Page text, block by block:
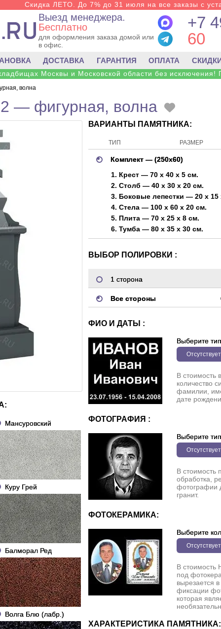
Скидка ЛЕТО. До 7% до 31 июля на все заказы с
Выезд менеджера.
Бесплатно
для оформления заказа домой или
в офис.
+7
60
ДОСТАВКА ГАРАНТИЯ ОПЛАТА
Москвы и Московской области без исключения!
волна
— фигурная, волна
Мансуровский
Куру Грей
Балморал Ред
Волга Блю (лабр.)
ВАРИАНТЫ ПАМЯТНИКА:
ТИП РАЗМЕР
Комплект — (250х60)
1. Крест — 70 х 40 х 5 см.
2. Стoлб — 40 х 30 х 20 см.
3. Боковые лепестки — 20 х 15
4. Стела — 100 х 60 х 20 см.
5. Плита — 70 х 25 х 8 см.
6. Тумба — 80 х 35 х 30 см.
ВЫБОР ПОЛИРОВКИ :
1 сторона
Все стороны
ФИО И ДАТЫ :
Выберите тип
Отсутствует
В стоимость
количество
фамилии,
дате
ФОТОГРАФИЯ :
Выберите тип
Отсутствует
В стоимость
обработка,
фотографии
гранит.
ФОТОКЕРАМИКА:
Выберите
Отсутствует
В стоимость
под
вырезается
фиксации
которая
ХАРАКТЕРИСТИКА ПАМЯТНИКА: